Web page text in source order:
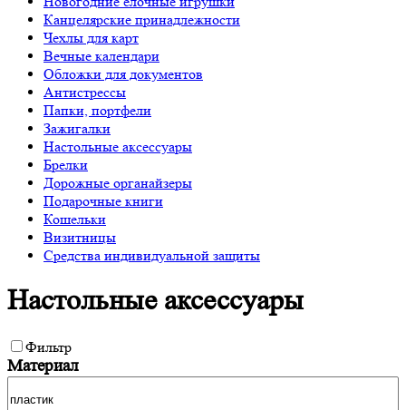
Канцелярские принадлежности
Чехлы для карт
Вечные календари
Обложки для документов
Антистрессы
Папки, портфели
Зажигалки
Настольные аксессуары
Брелки
Дорожные органайзеры
Подарочные книги
Кошельки
Визитницы
Средства индивидуальной защиты
Настольные аксессуары
Фильтр
Материал